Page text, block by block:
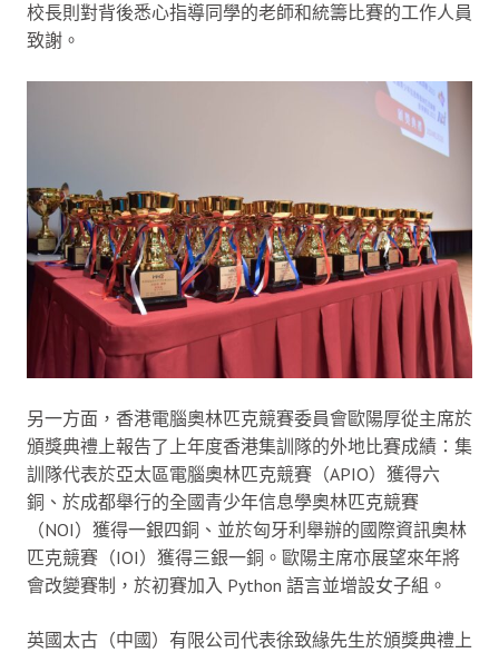
校長則對背後悉心指導同學的老師和統籌比賽的工作人員
致謝。
另一方面，香港電腦奧林匹克競賽委員會歐陽厚從主席於
頒獎典禮上報告了上年度香港集訓隊的外地比賽成績：集
訓隊代表於亞太區電腦奧林匹克競賽（APIO）獲得六
銅、於成都舉行的全國青少年信息學奧林匹克競賽
（NOI）獲得一銀四銅、並於匈牙利舉辦的國際資訊奧林
匹克競賽（IOI）獲得三銀一銅。歐陽主席亦展望來年將
會改變賽制，於初賽加入 Python 語言並增設女子組。
英國太古（中國）有限公司代表徐致緣先生於頒獎典禮上